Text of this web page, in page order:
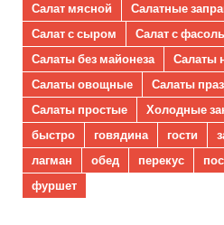
Салат мясной
Салатные
Салат с сыром
Салат с
Салаты без майонеза
Салаты
Салаты овощные
Салаты
Салаты простые
Холодные
быстро
говядина гости
лагман
обед перекус
фуршет